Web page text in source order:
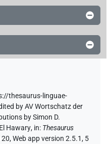
und derzꜣr.t-Pflanze
Sennefer (Zeit
beim Sokarfest
Papyri mit
auch dieḫnzꜣy.t/ḫnsy.t
jeweils dieselbe Pflanze
ḫꜣsy.t/ḫnzꜣy.t-Pflanze
es auch die Balsam- oder
thesaurus-linguae-
by AV Wortschatz der
bySimon D.
Hawary, in: Thesaurus
Web app version 2.5.1, 5